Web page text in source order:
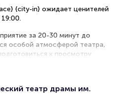
{city-in} ожидает ценителей
19:00.
за 20-30 минут до
особой атмосферой театра,
к просмотру
театр драмы им.